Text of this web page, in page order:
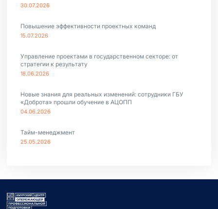
30.07.2026
Повышение эффективности проектных команд
15.07.2026
Управление проектами в государственном секторе: от
стратегии к результату
18.06.2026
Новые знания для реальных изменений: сотрудники ГБУ
«Доброта» прошли обучение в АЦОПП
04.06.2026
Тайм-менеджмент
25.05.2026